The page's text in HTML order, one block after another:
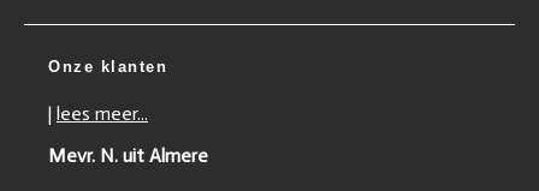
Onze klanten
| lees meer...
Mevr. N. uit Almere